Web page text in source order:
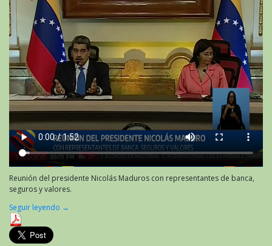
Reunión del presidente Nicolás Maduros con representantes de banca,
seguros y valores.
Seguir leyendo →